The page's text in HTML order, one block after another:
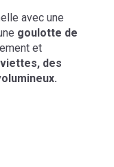
avec une
goulotte de
et
des